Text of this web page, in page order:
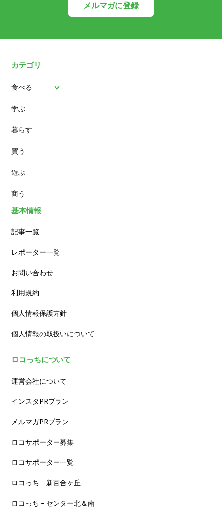
メルマガに登録
カテゴリ
食べる
パン
スイーツ
ランチ
カフェ
学ぶ
暮らす
買う
遊ぶ
商う
基本情報
記事一覧
レポーター一覧
お問い合わせ
利用規約
個人情報保護方針
個人情報の取扱いについて
ロコっちについて
運営会社について
インスタPRプラン
メルマガPRプラン
ロコサポーター募集
ロコサポーター一覧
ロコっち – 新百合ヶ丘
ロコっち – センター北＆南